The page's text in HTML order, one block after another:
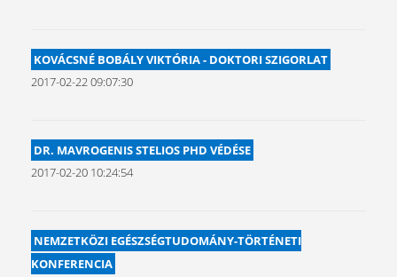
KOVÁCSNÉ BOBÁLY VIKTÓRIA - DOKTORI SZIGORLAT
2017-02-22 09:07:30
DR. MAVROGENIS STELIOS PHD VÉDÉSE
2017-02-20 10:24:54
NEMZETKÖZI EGÉSZSÉGTUDOMÁNY-TÖRTÉNETI
KONFERENCIA